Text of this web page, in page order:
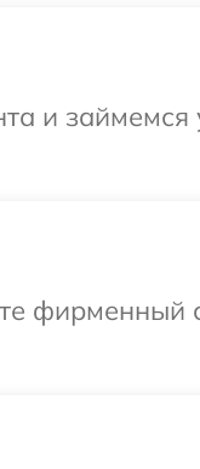
и займемся
фирменный